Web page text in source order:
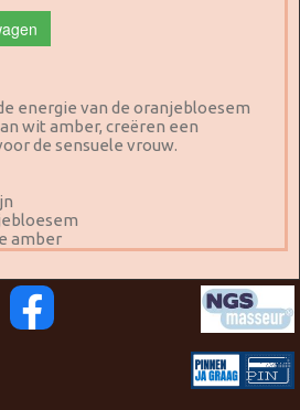
energie van de oranjebloesem
wit amber, creëren een
de sensuele vrouw.
amber